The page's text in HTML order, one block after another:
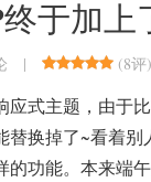
终于加
| (8评)
应式主题，由于
换掉了~看着别
功能。本来端